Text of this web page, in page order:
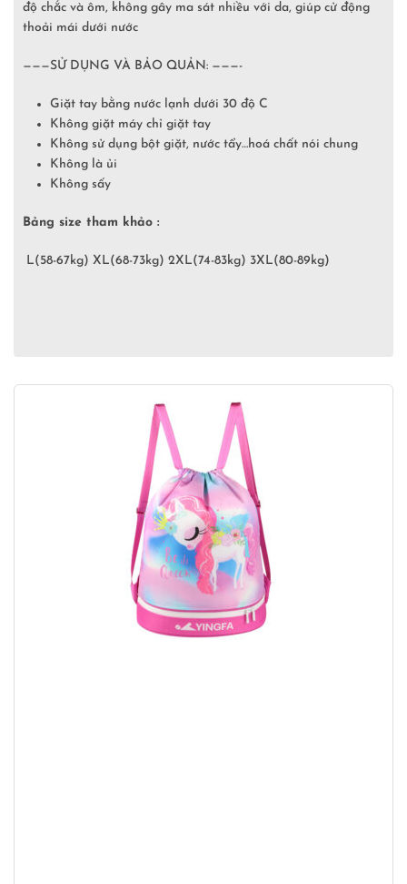
độ chắc và ôm, không gây ma sát nhiều với da, giúp cử động
thoải mái dưới nước
———SỬ DỤNG VÀ BẢO QUẢN: ———-
Giặt tay bằng nước lạnh dưới 30 độ C
Không giặt máy chỉ giặt tay
Không sử dụng bột giặt, nước tẩy…hoá chất nói chung
Không là ủi
Không sấy
Bảng size tham khảo :
L(58-67kg) XL(68-73kg) 2XL(74-83kg) 3XL(80-89kg)